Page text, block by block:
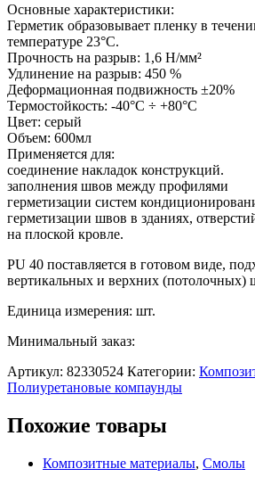
Основные характеристики:
Герметик образовывает пленку в
температуре 23°C.
Прочность на разрыв: 1,6 Н/мм²
Удлинение на разрыв: 450 %
Деформационная подвижность ±20%
Термостойкость: -40°C ÷ +80°C
Цвет: серый
Объем: 600мл
Применяется для:
соединение накладок конструкций.
заполнения швов между профилями
герметизации систем
герметизации швов в зданиях,
на плоской кровле.
PU 40 поставляется в готовом виде,
вертикальных и верхних (потолочных)
Единица измерения: шт.
Минимальный заказ:
Артикул: 82330524 Категории:
Полиуретановые компаунды
Похожие товары
Композитные материалы, Смолы